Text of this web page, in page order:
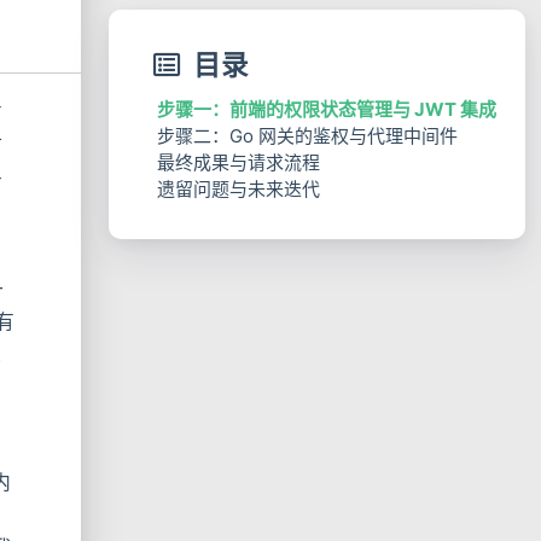
目录
步骤一：前端的权限状态管理与 JWT 集成
步骤二：Go 网关的鉴权与代理中间件
最终成果与请求流程
遗留问题与未来迭代